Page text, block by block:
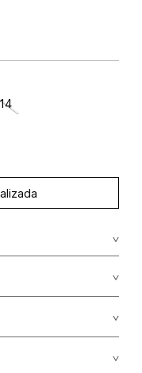
14
poliamida
/ no utilizar
Card y American